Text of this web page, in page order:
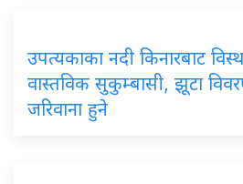
उपत्यकाका नदी किनारबाट
वास्तविक सुकुम्बासी, झूटा
जरिवाना हुने